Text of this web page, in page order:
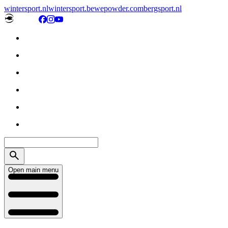
wintersport.nlwintersport.bewepowder.combergsport.nl
Open main menu